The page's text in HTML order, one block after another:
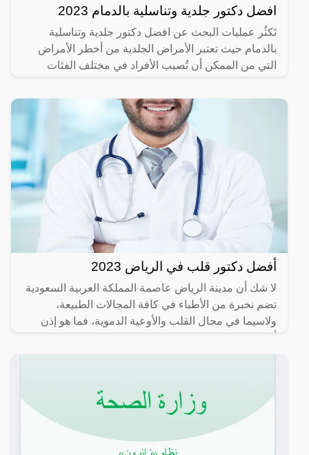
افضل دكتور جلدية وتناسلية بالدمام 2023
تَكثُر عمليات البحث عن افضل دكتور جلدية وتناسلية
بالدمام حيث تعتبر الأمراض الجلدية من أخطر الأمراض
التي من الممكن أن تُصيب الأفراد في مختلف الفئات
أفضل دكتور قلب في الرياض 2023
لا شك أن مدينة الرياض عاصمة المملكة العربية السعودية
تضم نخبرة من الأطباء في كافة المجالات الطبيعة،
ولاسيما في مجال القلب والأوعية الدموية، فما هو إذن